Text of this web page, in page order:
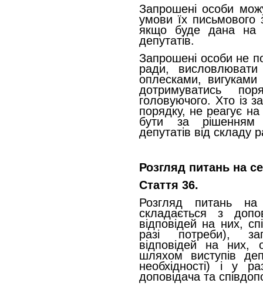
Запрошені особи
умови їх письмового
якщо буде дана на
депутатів.
Запрошені особи не
ради,
оплесками, вигуками
дотримуватись
головуючого. Хто із
порядку, не реагує
бути за рішенням
депутатів від складу
Розгляд питань на
Стаття 36.
Розгляд питань на
складається з
відповідей на них,
разі потреби),
відповідей на них,
шляхом виступів
необхідності) і у
доповідача та